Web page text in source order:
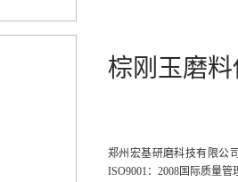
棕刚玉磨
郑州宏基研磨科技有限公
ISO9001：2008国际质量